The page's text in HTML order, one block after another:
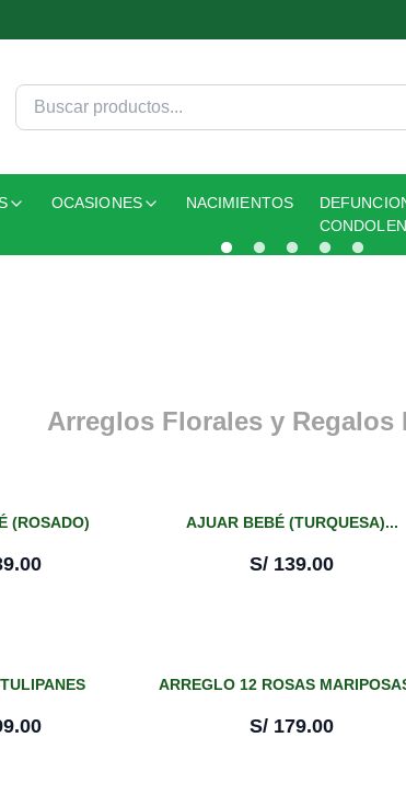
OCASIONES NACIMIENTOS
Arreglos Florales y Regalos
(ROSADO) AJUAR BEBÉ (TURQUESA)...
S/ 139.00
ARREGLO 12 ROSAS
S/ 179.00